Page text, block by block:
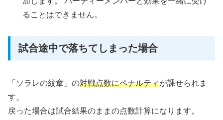
ることはできません。
試合途中で落ちてしまった場合
「ソラレの紋章」の対戦点数にペナルティが課せられま
す。
戻った場合は試合結果のままの点数計算になります。